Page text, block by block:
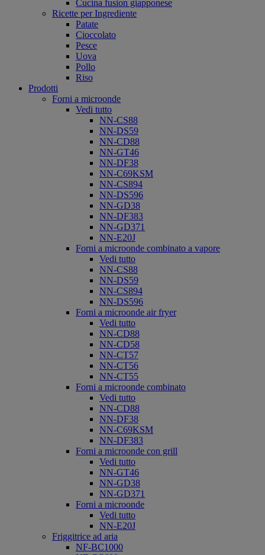
Cucina fusion giapponese
Ricette per Ingrediente
Patate
Cioccolato
Pesce
Uova
Pollo
Riso
Prodotti
Forni a microonde
Vedi tutto
NN-CS88
NN-DS59
NN-CD88
NN-GT46
NN-DF38
NN-C69KSM
NN-CS894
NN-DS596
NN-GD38
NN-DF383
NN-GD371
NN-E20J
Forni a microonde combinato a vapore
Vedi tutto
NN-CS88
NN-DS59
NN-CS894
NN-DS596
Forni a microonde air fryer
Vedi tutto
NN-CD88
NN-CD58
NN-CT57
NN-CT56
NN-CT55
Forni a microonde combinato
Vedi tutto
NN-CD88
NN-DF38
NN-C69KSM
NN-DF383
Forni a microonde con grill
Vedi tutto
NN-GT46
NN-GD38
NN-GD371
Forni a microonde
Vedi tutto
NN-E20J
Friggitrice ad aria
NF-BC1000